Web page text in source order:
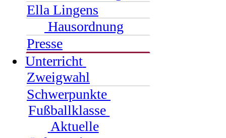
Ella Lingens
Hausordnung
Presse
Unterricht
Zweigwahl
Schwerpunkte
Fußballklasse
Aktuelle